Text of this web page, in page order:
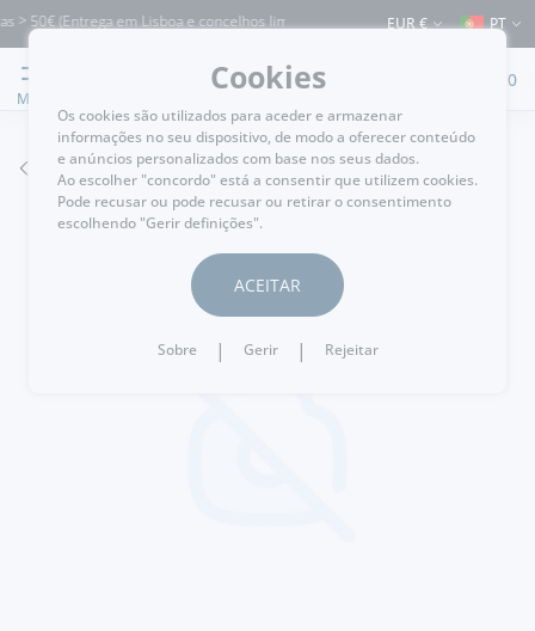
50€ (Entrega em Lisboa e concelhos limítrofes) ⚠️ Envios para Portugal e para
EUR € PT
MENU
0
VOLTAR
Cookies
Os cookies são utilizados para aceder e armazenar
informações no seu dispositivo, de modo a oferecer conteúdo
e anúncios personalizados com base nos seus dados.
Ao escolher "concordo" está a consentir que utilizem cookies.
Pode recusar ou pode recusar ou retirar o consentimento
escolhendo "Gerir definições".
ACEITAR
Sobre | Gerir | Rejeitar